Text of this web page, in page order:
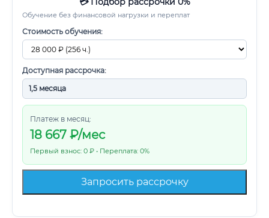
Обучение без финансовой нагрузки и переплат
Стоимость обучения:
Доступная рассрочка:
Платеж в месяц:
18 667 ₽/мес
Первый взнос: 0 ₽ • Переплата: 0%
Запросить рассрочку